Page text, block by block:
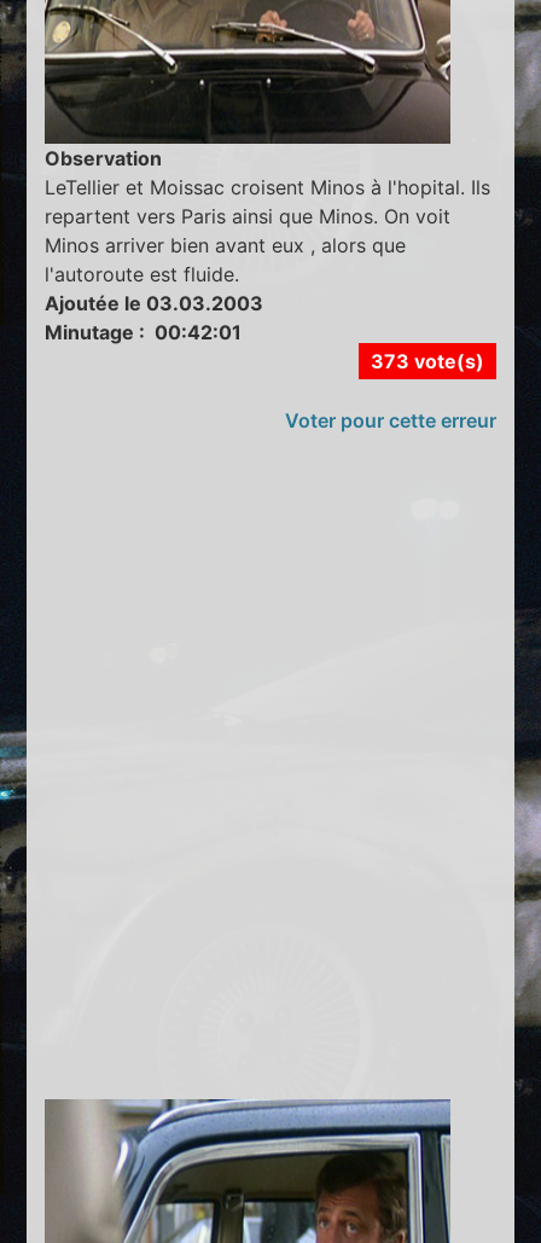
Observation
LeTellier et Moissac croisent Minos à l'hopital. Ils
repartent vers Paris ainsi que Minos. On voit
Minos arriver bien avant eux , alors que
l'autoroute est fluide.
Ajoutée le 03.03.2003
Minutage : 00:42:01
373 vote(s)
Voter pour cette erreur